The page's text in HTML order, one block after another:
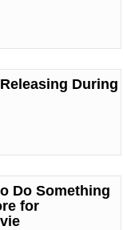
During
Do Something
for